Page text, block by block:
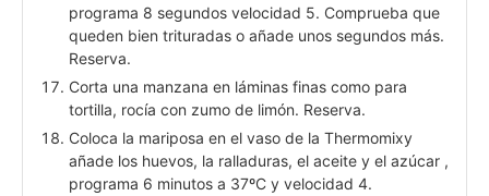
programa 8 segundos velocidad 5. Comprueba que
queden bien trituradas o añade unos segundos más.
Reserva.
Corta una manzana en láminas finas como para
tortilla, rocía con zumo de limón. Reserva.
Coloca la mariposa en el vaso de la Thermomixy
añade los huevos, la ralladuras, el aceite y el azúcar ,
programa 6 minutos a 37ºC y velocidad 4.